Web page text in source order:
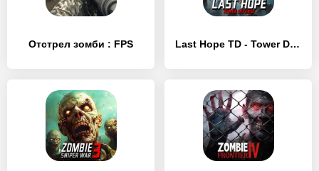
Отстрел зомби : FPS Last Hope TD - Tower Defense